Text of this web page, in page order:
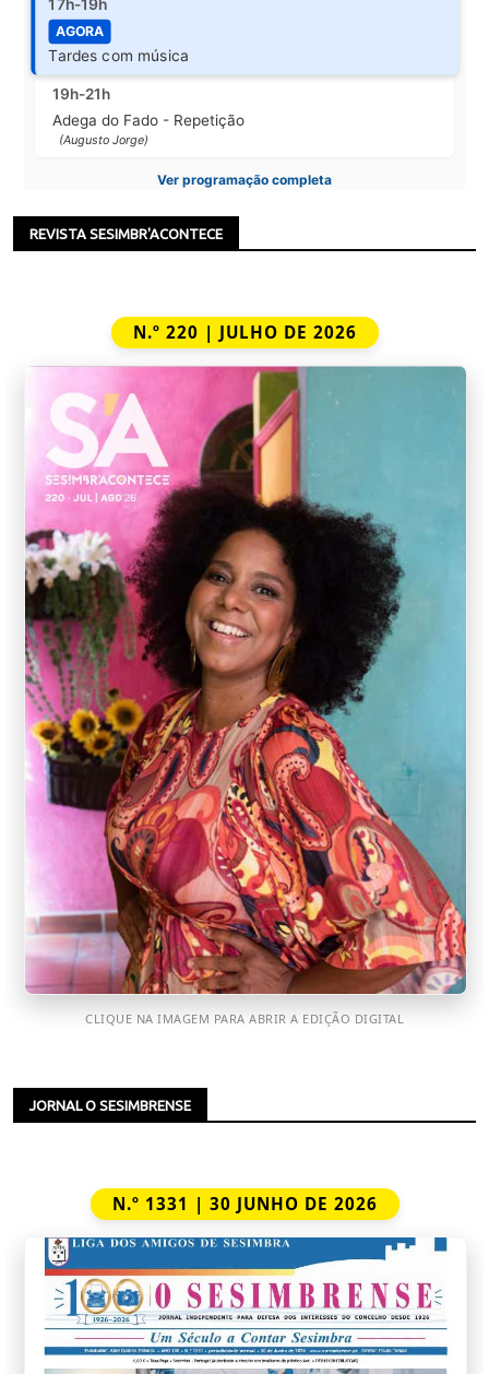
17h-19h
AGORA
Tardes com música
19h-21h
Adega do Fado - Repetição
(Augusto Jorge)
Ver programação completa
REVISTA SESIMBR'ACONTECE
N.º 220 | JULHO DE 2026
CLIQUE NA IMAGEM PARA ABRIR A EDIÇÃO DIGITAL
JORNAL O SESIMBRENSE
N.º 1331 | 30 JUNHO DE 2026